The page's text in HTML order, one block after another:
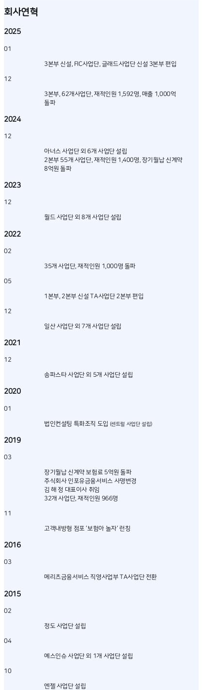
회사연혁
2025
01
3본부 신설, FIC사업단, 글래드사업단 신설 3본부 편입
12
3본부, 62개사업단, 재적인원 1,592명, 매출 1,000억
돌파
2024
12
아너스 사업단 외 6개 사업단 설립
2본부 55개 사업단, 재적인원 1,400명, 장기월납 신계약
8억원 돌파
2023
12
월드 사업단 외 8개 사업단 설립
2022
02
35개 사업단, 재적인원 1,000명 돌파
05
1본부, 2본부 신설 TA사업단 2본부 편입
12
일산 사업단 외 7개 사업단 설립
2021
12
송파스타 사업단 외 5개 사업단 설립
2020
01
법인컨설팅 특화조직 도입 (센트럴 사업단 설립)
2019
03
장기월납 신계약 보험료 5억원 돌파
주식회사 인포유금융서비스 사명변경
김 해 정 대표이사 취임
32개 사업단, 재적인원 966명
11
고객내방형 점포 ‘보험아 놀자‘ 런칭
2016
03
메리츠금융서비스 직영사업부 TA사업단 전환
2015
02
정도 사업단 설립
04
예스인슈 사업단 외 1개 사업단 설립
10
엔젤 사업단 설립